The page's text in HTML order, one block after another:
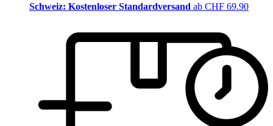
Schweiz: Kostenloser Standardversand ab CHF 69.90